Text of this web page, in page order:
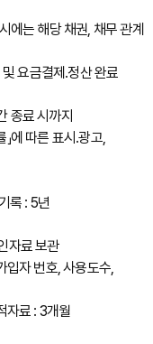
에는 해당 채권, 채무 관계
요금결제․정산 완료
종료 시까지
에 따른 표시․광고,
록 : 5년
자료 보관
입자 번호, 사용도수,
자료 : 3개월